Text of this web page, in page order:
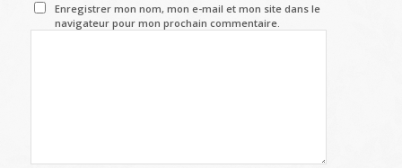
Enregistrer mon nom, mon e-mail et mon site dans le
navigateur pour mon prochain commentaire.